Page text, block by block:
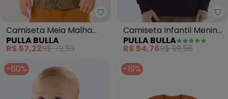
Pulla Bulla - Camiseta Meia
Camiseta Meia Malha
(Verde)
PULLA BULLA
R$ 57,22R$ 72,53
Camiseta Infantil Menino
Meia Malha (Preto)
PULLA BULLA
R$ 54,76R$ 99,58
-60%
-19%